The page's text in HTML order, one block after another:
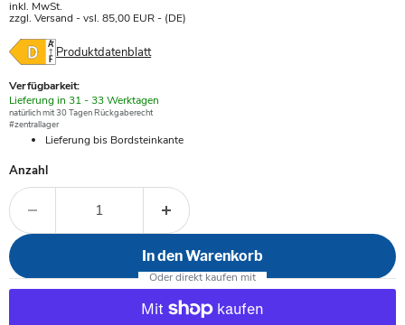
inkl. MwSt.
zzgl. Versand - vsl. 85,00 EUR- (DE)
Produktdatenblatt
Verfügbarkeit:
Verfügbar
-
Lieferung in 31 - 33 Werktagen
natürlich mit 30 Tagen Rückgaberecht
#zentrallager
Lieferung bis Bordsteinkante
Anzahl
In den Warenkorb